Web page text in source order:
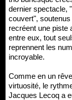
dernier spectacle,
couvert",
recréent une piste
entre eux, tout
reprennent les
incroyable.
Comme en un
virtuosité, le
Jacques Lecoq a